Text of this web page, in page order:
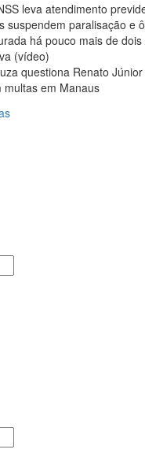
leva atendimento
suspendem paralisação e
há pouco mais de
(vídeo)
questiona Renato
em Manaus